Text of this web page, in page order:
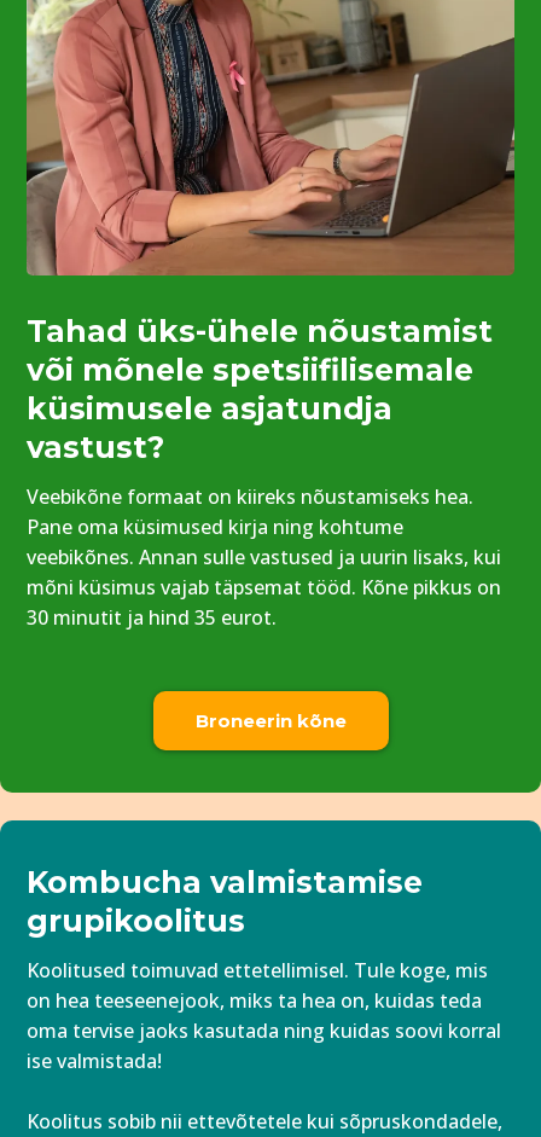
Tahad üks-ühele nõustamist
või mõnele spetsiifilisemale
küsimusele asjatundja
vastust?
Veebikõne formaat on kiireks nõustamiseks hea.
Pane oma küsimused kirja ning kohtume
veebikõnes. Annan sulle vastused ja uurin lisaks, kui
mõni küsimus vajab täpsemat tööd. Kõne pikkus on
30 minutit ja hind 35 eurot.
Broneerin kõne
Kombucha valmistamise
grupikoolitus
Koolitused toimuvad ettetellimisel. Tule koge, mis
on hea teeseenejook, miks ta hea on, kuidas teda
oma tervise jaoks kasutada ning kuidas soovi korral
ise valmistada!
Koolitus sobib nii ettevõtetele kui sõpruskondadele,